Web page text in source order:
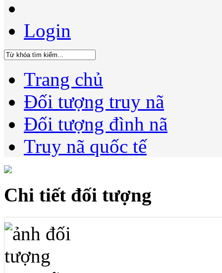
Login
Trang chủ
Đối tượng truy nã
Đối tượng đình nã
Truy nã quốc tế
Chi tiết đối tượng